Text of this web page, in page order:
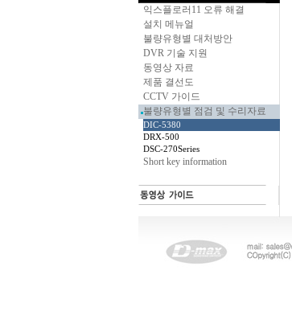
익스플로러11 오류 해결
설치 메뉴얼
불량유형별 대처방안
DVR 기술 지원
동영상 자료
제품 결선도
CCTV 가이드
불량유형별 점검 및 수리자료
DIC-5380
DRX-500
DSC-270Series
Short key information